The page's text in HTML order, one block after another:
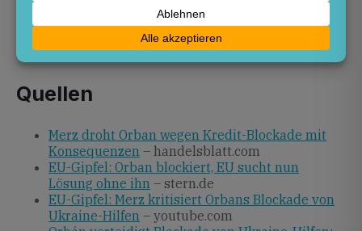
umsetzt und welche Sanktionen möglich sind, ist
offen. Entscheidend bleibt, dass die EU-
Mitgliedstaaten rasch handlungsfähige Instrumente
zur Unterstützung der Ukraine bereitstellen.
Quellen
Merz droht Orban wegen Kredit-Blockade mit
Konsequenzen – handelsblatt.com
EU-Gipfel: Orban blockiert, EU sucht nun
Lösung ohne ihn – stern.de
EU-Gipfel: Merz kritisiert Orbans Blockade von
Ukraine-Hilfen – youtube.com